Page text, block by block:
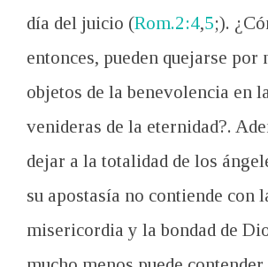
día del juicio (Rom.2:4,5;).
entonces, pueden quejarse por
objetos de la benevolencia en
venideras de la eternidad?.
dejar a la totalidad de los
su apostasía no contiende con
misericordia y la bondad de